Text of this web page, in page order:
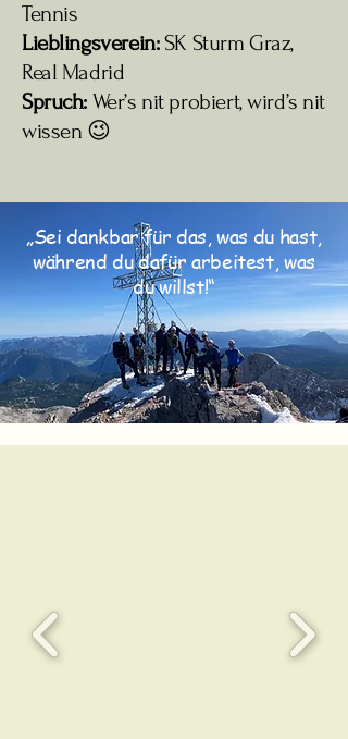
Tennis
Lieblingsverein:SK Sturm Graz,
Real Madrid
Spruch: Wer’s nit probiert, wird’s nit
wissen 😉
​„Sei dankbar für das, was du hast,
während du dafür arbeitest, was
du willst!“